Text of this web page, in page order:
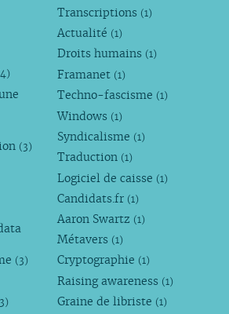
(3)
(3)
Transcriptions (1)
Actualité (1)
Droits humains (1)
Framanet (1)
Techno-fascisme (1)
Windows (1)
Syndicalisme (1)
Traduction (1)
Logiciel de caisse (1)
Candidats.fr (1)
Aaron Swartz (1)
Métavers (1)
Cryptographie (1)
Raising awareness (1)
Graine de libriste (1)